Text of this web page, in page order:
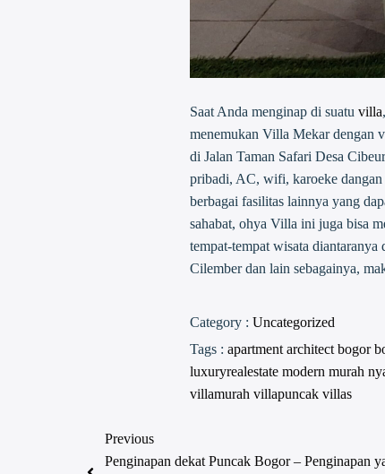
Saat Anda menginap di suatu villa
menemukan Villa Mekar dengan
di Jalan Taman Safari Desa
pribadi, AC, wifi, karoeke dangan
berbagai fasilitas lainnya yang
sahabat, ohya Villa ini juga bisa
tempat-tempat wisata diantaranya
Cilember dan lain sebagainya,
Category : Uncategorized
Tags : apartment architect bogor
luxuryrealestate modern murah
villamurah villapuncak villas
Previous
Penginapan dekat Puncak Bogor – Penginapan